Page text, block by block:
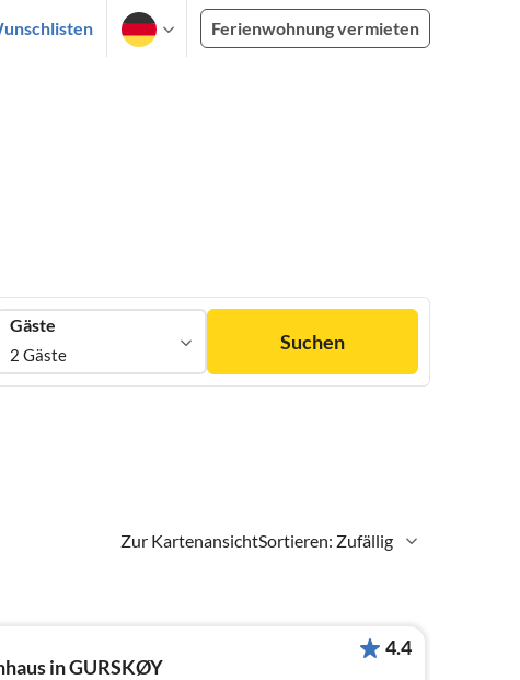
Ferienwohnung vermieten
Gäste
2 Gäste
Suchen
Zur KartenansichtSortieren: Zufällig
in GURSKØY
4.4